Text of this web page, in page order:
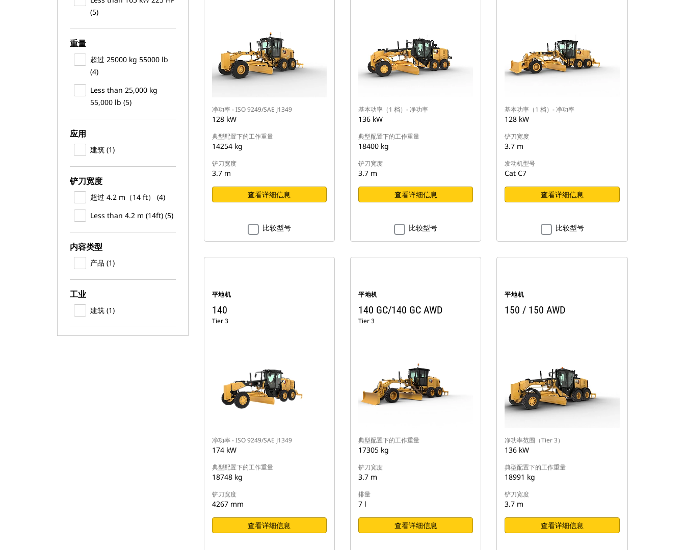
(5)
重量
超过 25000 kg 55000 lb
(4)
Less than 25,000 kg
55,000 lb (5)
应用
建筑 (1)
铲刀宽度
超过 4.2 m（14 ft） (4)
Less than 4.2 m (14ft) (5)
内容类型
产品 (1)
工业
建筑 (1)
净功率 - ISO 9249/SAE J1349
128 kW
典型配置下的工作重量
14254 kg
铲刀宽度
3.7 m
查看详细信息
比较型号
基本功率（1 档）- 净功率
136 kW
典型配置下的工作重量
18400 kg
铲刀宽度
3.7 m
查看详细信息
比较型号
基本功率（1 档）- 净功率
128 kW
铲刀宽度
3.7 m
发动机型号
Cat C7
查看详细信息
比较型号
平地机
140
Tier 3
净功率 - ISO 9249/SAE J1349
174 kW
典型配置下的工作重量
18748 kg
铲刀宽度
4267 mm
查看详细信息
平地机
140 GC/140 GC AWD
Tier 3
典型配置下的工作重量
17305 kg
铲刀宽度
3.7 m
排量
7 l
查看详细信息
平地机
150 / 150 AWD
净功率范围（Tier 3）
136 kW
典型配置下的工作重量
18991 kg
铲刀宽度
3.7 m
查看详细信息